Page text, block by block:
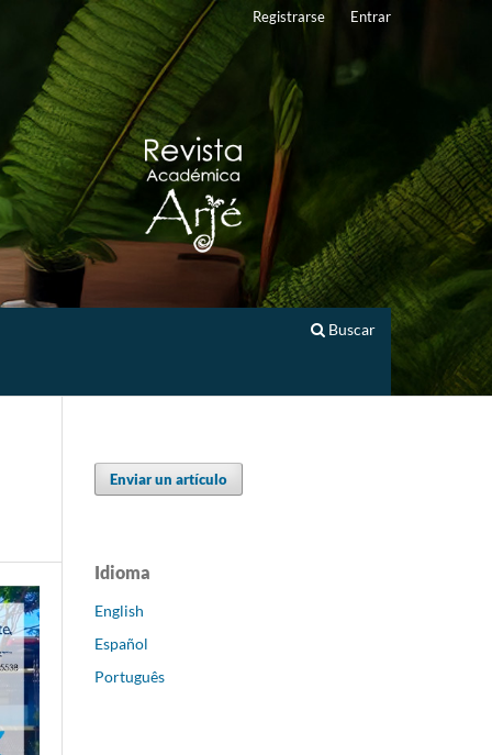
Buscar
Registrarse Entrar
Enviar un artículo
Idioma
English
Español
Português